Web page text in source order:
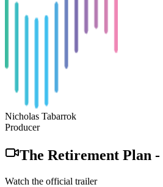
Nicholas Tabarrok
Producer
The Retirement Plan -
Watch the official trailer